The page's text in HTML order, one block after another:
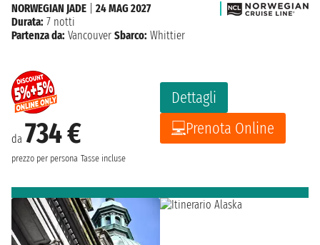
da 734 €
prezzo per persona Tasse incluse
Dettagli
Prenota Online
NORWEGIAN JADE
24 MAG 2027
Durata: 7 notti
Partenza da: Vancouver Sbarco: Whittier